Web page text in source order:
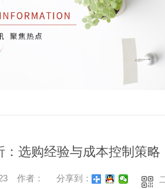
：选购经验与成本控制策略
作者： 分享到：